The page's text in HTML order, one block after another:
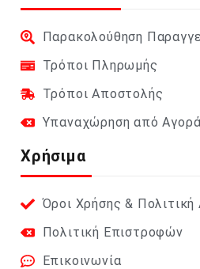
Παρακολούθηση
Τρόποι Πληρωμής
Τρόποι Αποστολής
Υπαναχώρηση από Αγορά
Χρήσιμα
Όροι Χρήσης &
Πολιτική Επιστροφών
Επικοινωνία